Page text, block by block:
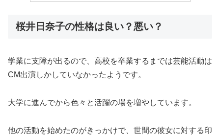
桜井日奈子の性格は良い？悪い？
学業に支障が出るので、高校を卒業するまでは芸能活動は
CM出演しかしていなかったようです。
大学に進んでから色々と活躍の場を増やしています。
他の活動を始めたのがきっかけで、世間の彼女に対する印